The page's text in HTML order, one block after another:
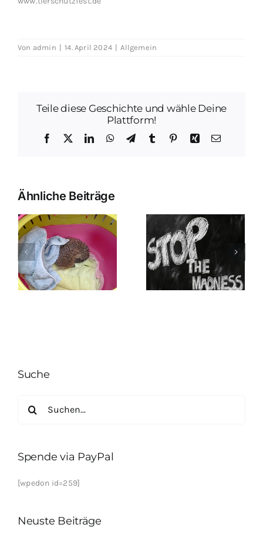
Von admin 14. April 2024 Allgemein
Teile diese Geschichte und wähle Deine
Plattform!
Facebook LinkedInWhatsApp
TelegramTumblr PinterestXing E-
Ähnliche Beiträge
Suche
nach:
Spende via PayPal
[wpedon id=259]
Neuste Beiträge